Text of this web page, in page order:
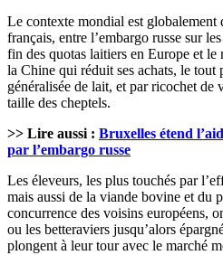
Le contexte mondial est globalement
français, entre l’embargo russe sur
fin des quotas laitiers en Europe et le
la Chine qui réduit ses achats, le
généralisée de lait, et par ricochet
taille des cheptels.
>> Lire aussi : Bruxelles étend
par l’embargo russe
Les éleveurs, les plus touchés par
mais aussi de la viande bovine et du
concurrence des voisins européens,
ou les betteraviers jusqu’alors
plongent à leur tour avec le marché